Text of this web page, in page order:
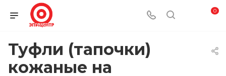
0
Туфли (тапочки)
кожаные на